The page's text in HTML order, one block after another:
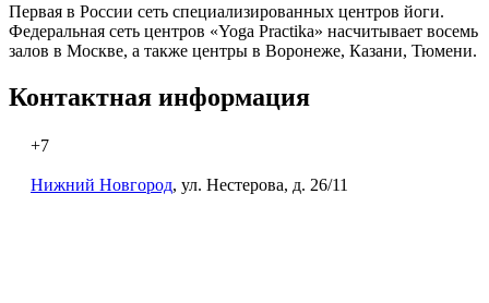
Первая в России сеть специализированных центров йоги.
Федеральная сеть центров «Yoga Practika» насчитывает восемь
залов в Москве, а также центры в Воронеже, Казани, Тюмени.
Контактная информация
+7
Нижний Новгород, ул. Нестерова, д. 26/11